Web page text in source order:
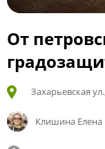
От
Захарьевская
Клишина Елена